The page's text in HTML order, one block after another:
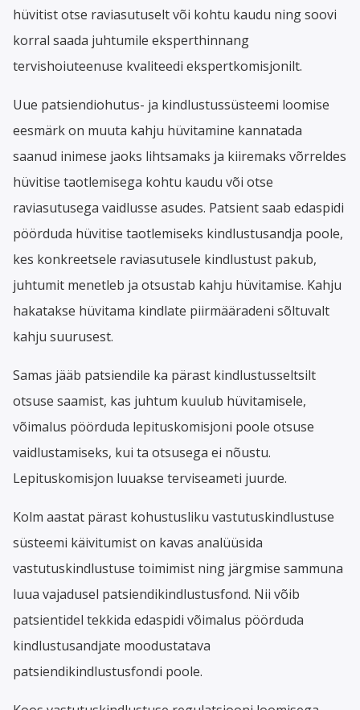
hüvitist otse raviasutuselt või kohtu kaudu ning soovi
korral saada juhtumile eksperthinnang
tervishoiuteenuse kvaliteedi ekspertkomisjonilt.
Uue patsiendiohutus- ja kindlustussüsteemi loomise
eesmärk on muuta kahju hüvitamine kannatada
saanud inimese jaoks lihtsamaks ja kiiremaks võrreldes
hüvitise taotlemisega kohtu kaudu või otse
raviasutusega vaidlusse asudes. Patsient saab edaspidi
pöörduda hüvitise taotlemiseks kindlustusandja poole,
kes konkreetsele raviasutusele kindlustust pakub,
juhtumit menetleb ja otsustab kahju hüvitamise. Kahju
hakatakse hüvitama kindlate piirmääradeni sõltuvalt
kahju suurusest.
Samas jääb patsiendile ka pärast kindlustusseltsilt
otsuse saamist, kas juhtum kuulub hüvitamisele,
võimalus pöörduda lepituskomisjoni poole otsuse
vaidlustamiseks, kui ta otsusega ei nõustu.
Lepituskomisjon luuakse terviseameti juurde.
Kolm aastat pärast kohustusliku vastutuskindlustuse
süsteemi käivitumist on kavas analüüsida
vastutuskindlustuse toimimist ning järgmise sammuna
luua vajadusel patsiendikindlustusfond. Nii võib
patsientidel tekkida edaspidi võimalus pöörduda
kindlustusandjate moodustatava
patsiendikindlustusfondi poole.